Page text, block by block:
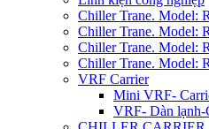
Chiller Trane. Model:
Chiller Trane. Model:
Chiller Trane. Model:
Chiller Trane. Model:
VRF Carrier
Mini VRF-
VRF- Dàn lạnh-